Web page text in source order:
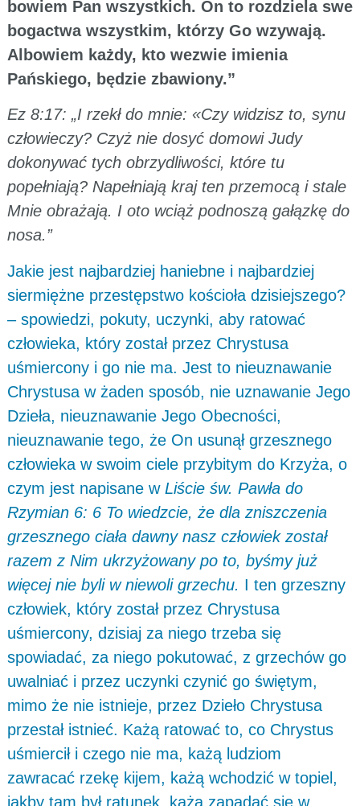
bowiem Pan wszystkich. On to rozdziela swe
bogactwa wszystkim, którzy Go wzywają.
Albowiem każdy, kto wezwie imienia
Pańskiego, będzie zbawiony.”
Ez 8:17: „I rzekł do mnie: «Czy widzisz to, synu
człowieczy? Czyż nie dosyć domowi Judy
dokonywać tych obrzydliwości, które tu
popełniają? Napełniają kraj ten przemocą i stale
Mnie obrażają. I oto wciąż podnoszą gałązkę do
nosa.”
Jakie jest najbardziej haniebne i najbardziej
siermiężne przestępstwo kościoła dzisiejszego?
– spowiedzi, pokuty, uczynki, aby ratować
człowieka, który został przez Chrystusa
uśmiercony i go nie ma. Jest to nieuznawanie
Chrystusa w żaden sposób, nie uznawanie Jego
Dzieła, nieuznawanie Jego Obecności,
nieuznawanie tego, że On usunął grzesznego
człowieka w swoim ciele przybitym do Krzyża, o
czym jest napisane w Liście św. Pawła do
Rzymian 6: 6 To wiedzcie, że dla zniszczenia
grzesznego ciała dawny nasz człowiek został
razem z Nim ukrzyżowany po to, byśmy już
więcej nie byli w niewoli grzechu. I ten grzeszny
człowiek, który został przez Chrystusa
uśmiercony, dzisiaj za niego trzeba się
spowiadać, za niego pokutować, z grzechów go
uwalniać i przez uczynki czynić go świętym,
mimo że nie istnieje, przez Dzieło Chrystusa
przestał istnieć. Każą ratować to, co Chrystus
uśmiercił i czego nie ma, każą ludziom
zawracać rzekę kijem, każą wchodzić w topiel,
jakby tam był ratunek, każą zapadać się w